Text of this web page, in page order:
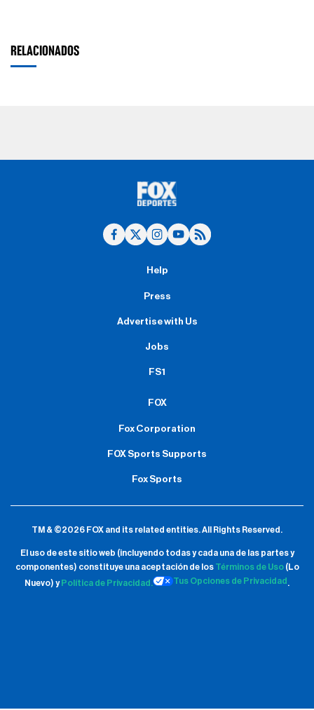
RELACIONADOS
Help
Press
Advertise with Us
Jobs
FS1
FOX
Fox Corporation
FOX Sports Supports
Fox Sports
TM & ©2026 FOX and its related entities.All Rights Reserved.
El uso de este sitio web (incluyendo todas y cada una de las partes y
componentes) constituye una aceptación de los Términos de Uso(Lo
Nuevo) y Política de Privacidad. Tus Opciones de Privacidad .